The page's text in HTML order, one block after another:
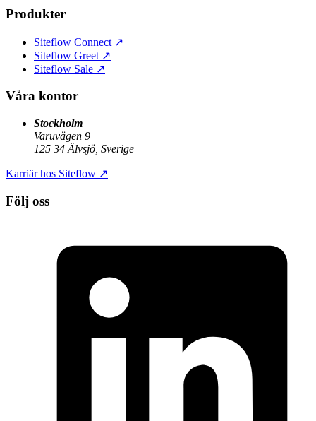
Produkter
Siteflow Connect ↗
Siteflow Greet ↗
Siteflow Sale ↗
Våra kontor
Stockholm
Varuvägen 9
125 34 Älvsjö, Sverige
Karriär hos Siteflow ↗
Följ oss